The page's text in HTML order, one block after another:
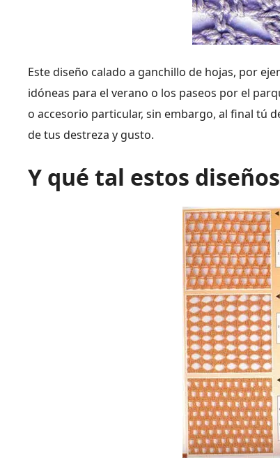
Este diseño calado a ganchillo de hojas, por
idóneas para el verano o los paseos por el
o accesorio particular, sin embargo, al final tú
de tus destreza y gusto.
Y qué tal estos